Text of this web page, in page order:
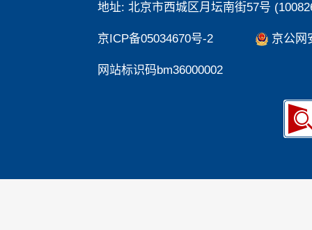
地址: 北京市西城区月坛南街57号
京ICP备05034670号-2 京公网
网站标识码bm36000002